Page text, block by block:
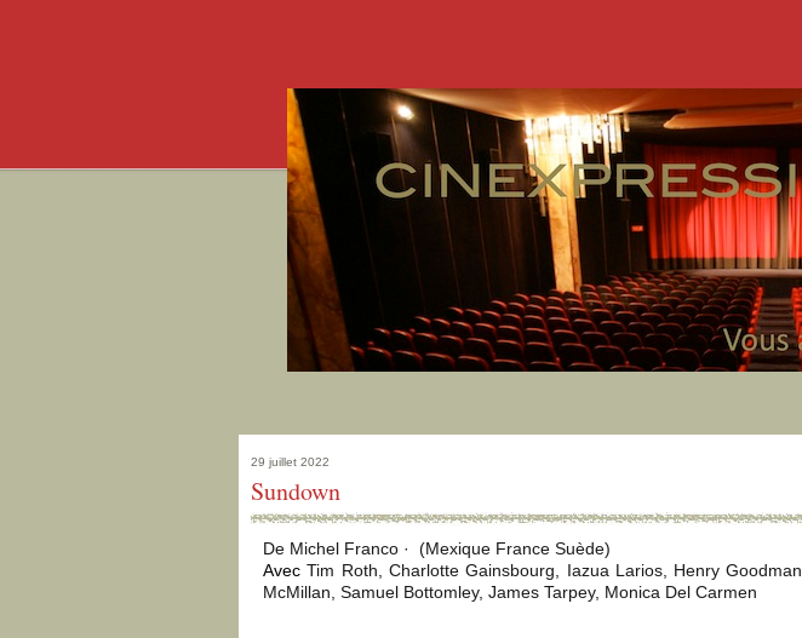
29 juillet 2022
Sundown
De Michel Franco · (Mexique France Suède)
AvecTim Roth Charlotte Gainsbourg Iazua Larios, Henry Goodman
McMillan Samuel Bottomley, James Tarpey, Monica Del Carmen